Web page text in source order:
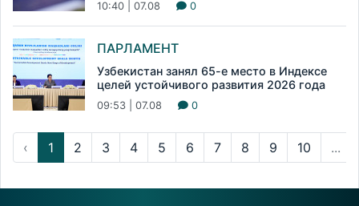
10:40 | 07.08 0
ПАРЛАМЕНТ
Узбекистан занял 65-е место в Индексе
целей устойчивого развития 2026 года
09:53 | 07.08 0
‹ 1 2 3 4 5 6 7 8 9 10 ...